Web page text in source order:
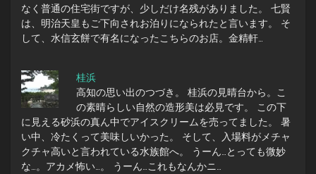
なく普通の住宅街ですが、少しだけ名残がありました。 七賢
は、明治天皇もご下向されお泊りになられたと言います。 そ
して、水信玄餅で有名になったこちらのお店。金精軒…
桂浜
高知の思い出のつづき。 桂浜の見晴台から。こ
の素晴らしい自然の造形美は必見です。 この下
に見える砂浜の真ん中でアイスクリームを売ってました。 暑
い中、冷たくって美味しいかった。 そして、入場料がメチャ
クチャ高いと言われている水族館へ。 うーん…とっても微妙
な…。アカメ怖い…。 うーん…これもなんかニ…